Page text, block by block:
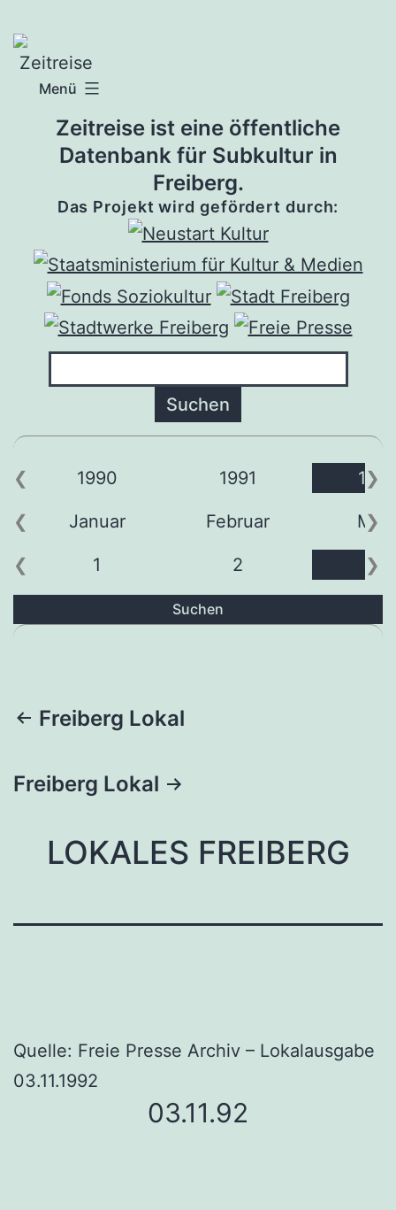
Inhalt
springen
Menü
Zeitreise ist eine öffentliche
Datenbank für Subkultur in
Freiberg.
Das Projekt wird gefördert durch:
1990 1991
Januar Februar
1 2 3
Suchen
Beitragsnavigation
Freiberg Lokal
Freiberg Lokal
LOKALES FREIBERG
Quelle: Freie Presse Archiv – Lokalausgabe
03.11.1992
03.11.92